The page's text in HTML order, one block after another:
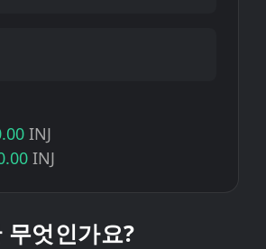
INJ
INJ
엇인가요?